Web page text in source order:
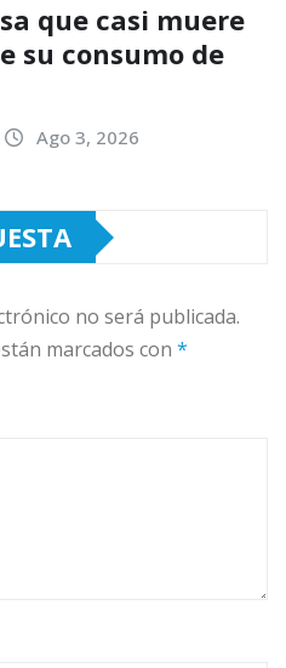
que casi muere
su consumo de
Ago 3, 2026
no será publicada.
marcados con *